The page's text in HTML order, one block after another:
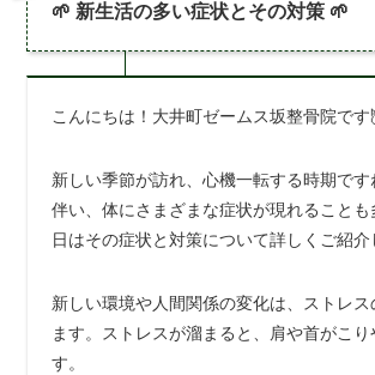
🌱 新生活の多い症状とその対策 🌱
こんにちは！大井町ゼームス坂整骨院です
新しい季節が訪れ、心機一転する時期です
伴い、体にさまざまな症状が現れることも
日はその症状と対策について詳しくご紹介
新しい環境や人間関係の変化は、ストレス
ます。ストレスが溜まると、肩や首がこり
す。